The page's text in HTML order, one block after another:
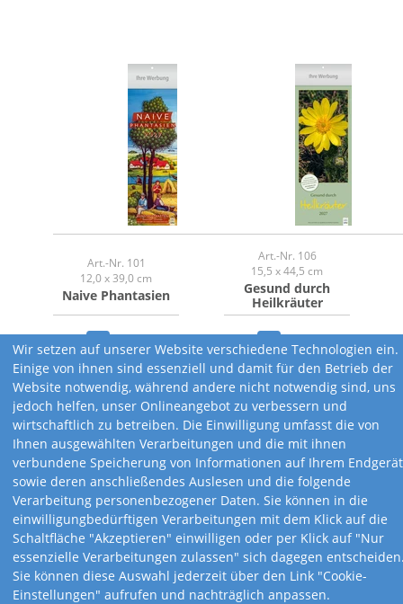
Art.-Nr. 101
12,0 x 39,0 cm
Naive Phantasien
Art.-Nr. 106
15,5 x 44,5 cm
Gesund durch
Heilkräuter
Wir setzen auf unserer Website verschiedene Technologien ein.
Einige von ihnen sind essenziell und damit für den Betrieb der
Website notwendig, während andere nicht notwendig sind, uns
jedoch helfen, unser Onlineangebot zu verbessern und
wirtschaftlich zu betreiben. Die Einwilligung umfasst die von
Ihnen ausgewählten Verarbeitungen und die mit ihnen
verbundene Speicherung von Informationen auf Ihrem Endgerät
sowie deren anschließendes Auslesen und die folgende
Verarbeitung personenbezogener Daten. Sie können in die
einwilligungbedürftigen Verarbeitungen mit dem Klick auf die
Schaltfläche "Akzeptieren" einwilligen oder per Klick auf "Nur
essenzielle Verarbeitungen zulassen" sich dagegen
Sie können diese Auswahl jederzeit über den Link "Cookie-
Einstellungen" aufrufen und nachträglich anpassen.